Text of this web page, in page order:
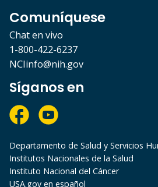
Comuníquese
Chat en vivo
1-800-422-6237
NCIinfo@nih.gov
Síganos en
Departamento de Salud y Servicios
Institutos Nacionales de la Salud
Instituto Nacional del Cáncer
USA.gov en español